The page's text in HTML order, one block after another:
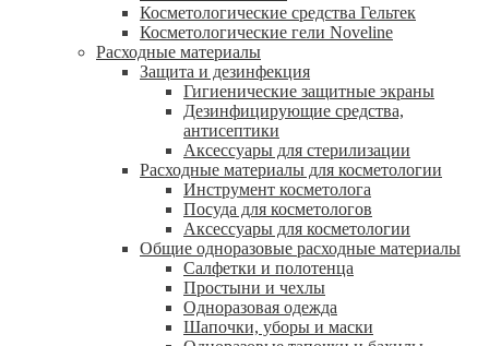
Косметологические средства Гельтек
Косметологические гели Noveline
Расходные материалы
Защита и дезинфекция
Гигиенические защитные экраны
Дезинфицирующие средства,
антисептики
Аксессуары для стерилизации
Расходные материалы для косметологии
Инструмент косметолога
Посуда для косметологов
Аксессуары для косметологии
Общие одноразовые расходные материалы
Салфетки и полотенца
Простыни и чехлы
Одноразовая одежда
Шапочки, уборы и маски